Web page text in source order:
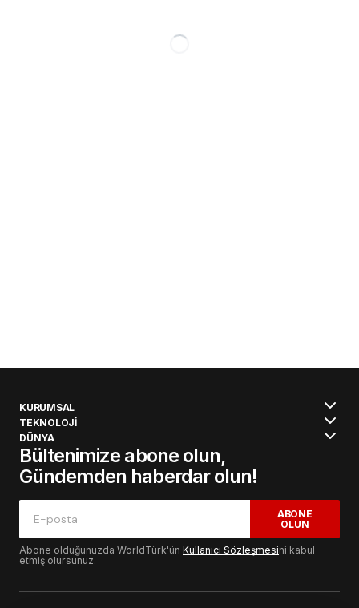
KURUMSAL
TEKNOLOJİ
DÜNYA
Bültenimize abone olun,
Gündemden haberdar olun!
ABONE
OLUN
Abone olduğunuzda WorldTürk'ün Kullanıcı Sözleşmesini kabul
etmiş olursunuz.